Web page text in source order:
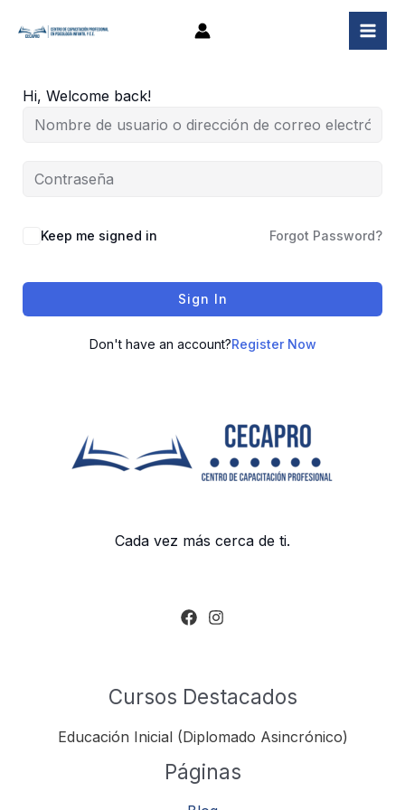
Hi, Welcome back!
Keep me signed in Forgot Password?
Sign In
Don't have an account?Register Now
Cada vez más cerca de ti.
Cursos Destacados
Educación Inicial (Diplomado Asincrónico)
Páginas